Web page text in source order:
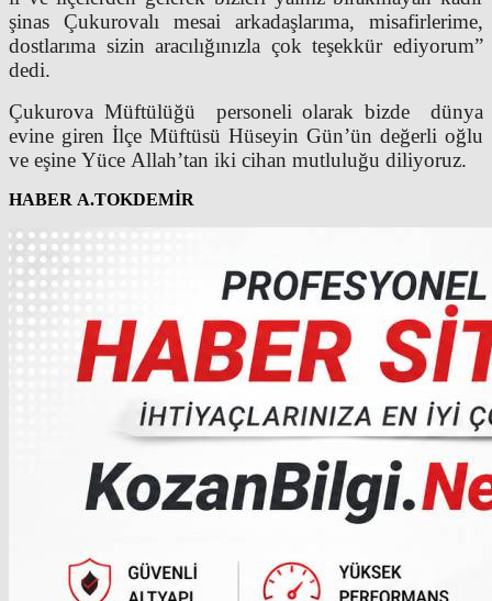
şinas Çukurovalı mesai arkadaşlarıma, misafirlerime,
dostlarıma sizin aracılığınızla çok teşekkür ediyorum”
dedi.
Çukurova Müftülüğü personeli olarak bizde dünya
evine giren İlçe Müftüsü Hüseyin Gün’ün değerli oğlu
ve eşine Yüce Allah’tan iki cihan mutluluğu diliyoruz.
HABER A.TOKDEMİR